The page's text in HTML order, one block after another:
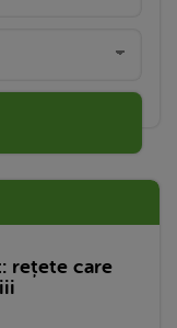
rețete care